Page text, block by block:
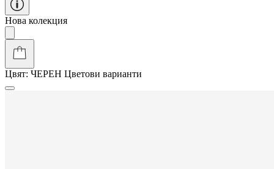
Нова колекция
Цвят: ЧЕРЕН Цветови варианти